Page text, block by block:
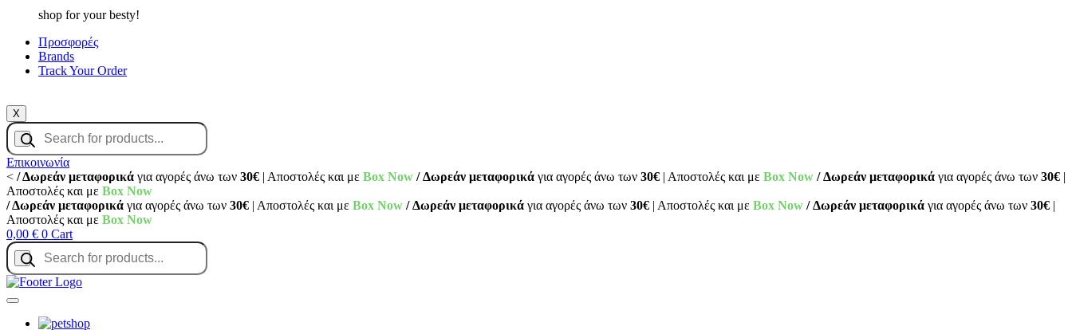
shop for your besty!
Προσφορές
Brands
Track Your Order
X
Products
search
Επικοινωνία
< / Δωρεάν μεταφορικά για αγορές άνω των 30€ | Αποστολές και με Box Now / Δωρεάν μεταφορικά για αγορές άνω των 30€ | Αποστολές και με Box Now / Δωρεάν μεταφορικά για αγορές άνω των 30€ |
Αποστολές και με Box Now
/ Δωρεάν μεταφορικά για αγορές άνω των 30€ | Αποστολές και με Box Now / Δωρεάν μεταφορικά για αγορές άνω των 30€ | Αποστολές και με Box Now / Δωρεάν μεταφορικά για αγορές άνω των 30€ |
Αποστολές και με Box Now
0,00 € 0 Cart
Products
search